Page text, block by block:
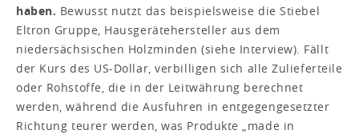
haben. Bewusst nutzt das beispielsweise die Stiebel
Eltron Gruppe, Hausgerätehersteller aus dem
niedersächsischen Holzminden (siehe Interview). Fällt
der Kurs des US-Dollar, verbilligen sich alle Zulieferteile
oder Rohstoffe, die in der Leitwährung berechnet
werden, während die Ausfuhren in entgegengesetzter
Richtung teurer werden, was Produkte „made in